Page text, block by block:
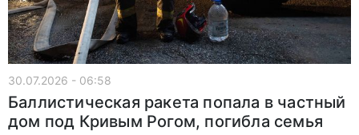
30.07.2026 - 06:58
Баллистическая ракета попала в частный
дом под Кривым Рогом, погибла семья